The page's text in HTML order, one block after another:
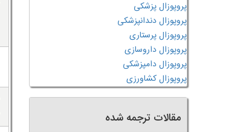
پروپوزال پزشکی
پروپوزال دندانپزشکی
پروپوزال پرستاری
پروپوزال داروسازی
پروپوزال دامپزشکی
پروپوزال کشاورزی
مقالات ترجمه شده